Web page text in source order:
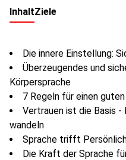
InhaltZiele
Die innere Einstellung:
Überzeugendes und
Körpersprache
7 Regeln für einen
Vertrauen ist die Basis
wandeln
Sprache trifft
Die Kraft der Sprache